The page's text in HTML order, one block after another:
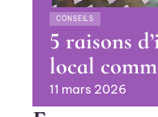
CONSEILS
5 raisons
local
11 mars 2026